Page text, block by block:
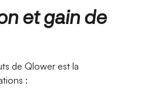
et gain de
de Qlower est la
: